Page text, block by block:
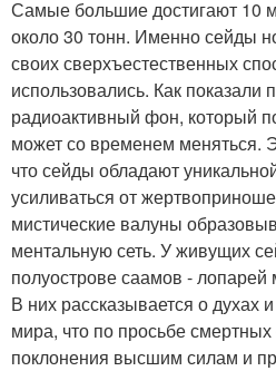
Самые большие достигают 10
около 30 тонн. Именно сейды
своих сверхъестественных
использовались. Как
радиоактивный фон, который
может со временем меняться.
что сейды обладают
усиливаться от
мистические валуны
ментальную сеть. У живущих
полуострове саамов - лопарей
В них рассказывается о духах
мира, что по просьбе
поклонения высшим силам и